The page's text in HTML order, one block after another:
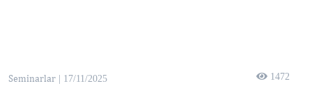
Seminarlar | 17/11/2025 1472